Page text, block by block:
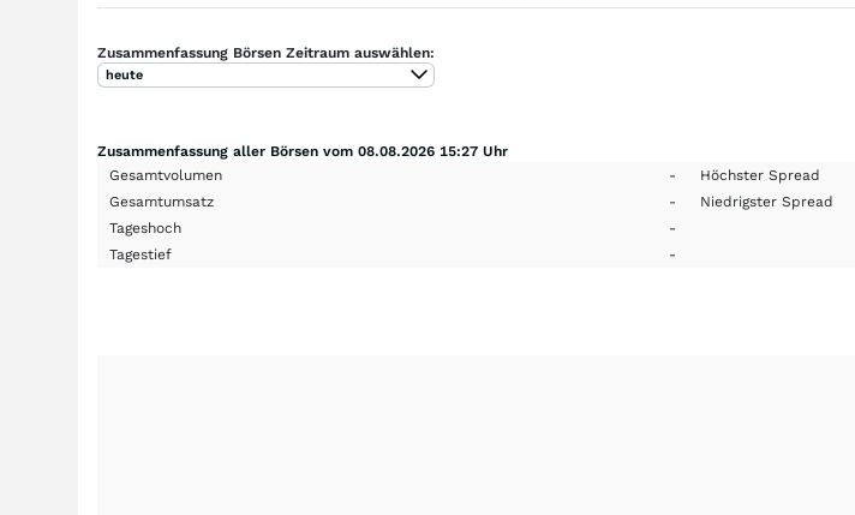
Zusammenfassung Börsen Zeitraum auswählen:
heute
Zusammenfassung aller Börsen vom 08.08.2026 15:27 Uhr
Gesamtvolumen
- Höchster Spread
Gesamtumsatz
- Niedrigster Spread
Tageshoch
-
Tagestief
-